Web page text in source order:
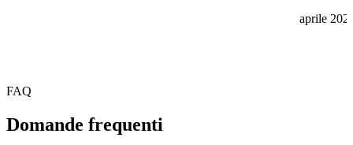
aprile
FAQ
Domande frequenti